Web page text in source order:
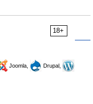
18+
Joomla,
Drupal,